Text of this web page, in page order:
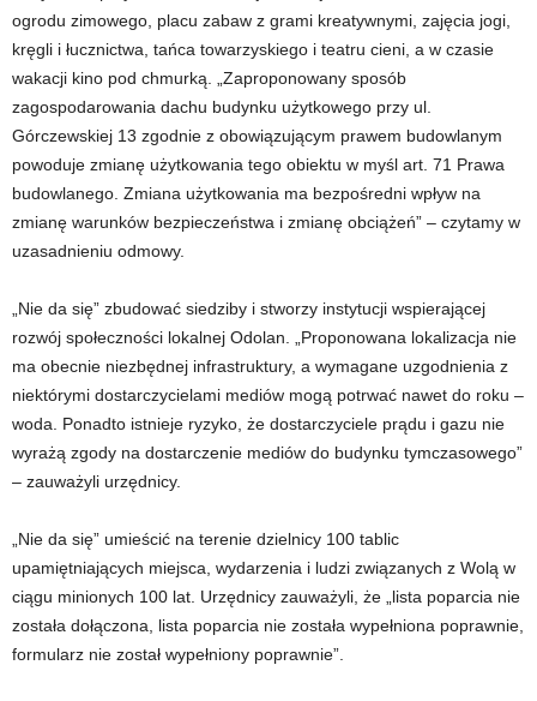
ogrodu zimowego, placu zabaw z grami kreatywnymi, zajęcia jogi,
kręgli i łucznictwa, tańca towarzyskiego i teatru cieni, a w czasie
wakacji kino pod chmurką. „Zaproponowany sposób
zagospodarowania dachu budynku użytkowego przy ul.
Górczewskiej 13 zgodnie z obowiązującym prawem budowlanym
powoduje zmianę użytkowania tego obiektu w myśl art. 71 Prawa
budowlanego. Zmiana użytkowania ma bezpośredni wpływ na
zmianę warunków bezpieczeństwa i zmianę obciążeń” – czytamy w
uzasadnieniu odmowy.
„Nie da się” zbudować siedziby i stworzy instytucji wspierającej
rozwój społeczności lokalnej Odolan. „Proponowana lokalizacja nie
ma obecnie niezbędnej infrastruktury, a wymagane uzgodnienia z
niektórymi dostarczycielami mediów mogą potrwać nawet do roku –
woda. Ponadto istnieje ryzyko, że dostarczyciele prądu i gazu nie
wyrażą zgody na dostarczenie mediów do budynku tymczasowego”
– zauważyli urzędnicy.
„Nie da się” umieścić na terenie dzielnicy 100 tablic
upamiętniających miejsca, wydarzenia i ludzi związanych z Wolą w
ciągu minionych 100 lat. Urzędnicy zauważyli, że „lista poparcia nie
została dołączona, lista poparcia nie została wypełniona poprawnie,
formularz nie został wypełniony poprawnie”.